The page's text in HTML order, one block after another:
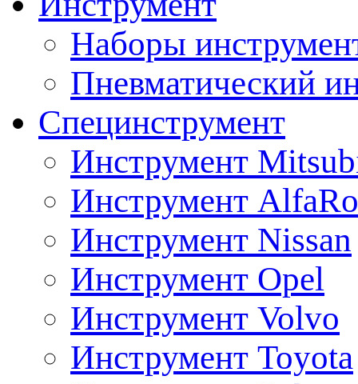
Наборы
Пневматический
Специнструмент
Инструмент
Инструмент
Инструмент Nissan
Инструмент Opel
Инструмент Volvo
Инструмент Toyota